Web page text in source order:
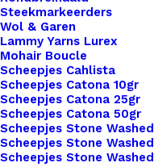
Steekmarkeerders
Wol & Garen
Lammy Yarns Lurex
Mohair Boucle
Scheepjes Cahlista
Scheepjes Catona 10gr
Scheepjes Catona 25gr
Scheepjes Catona 50gr
Scheepjes Stone Washed
Scheepjes Stone
Scheepjes Stone
Overzicht